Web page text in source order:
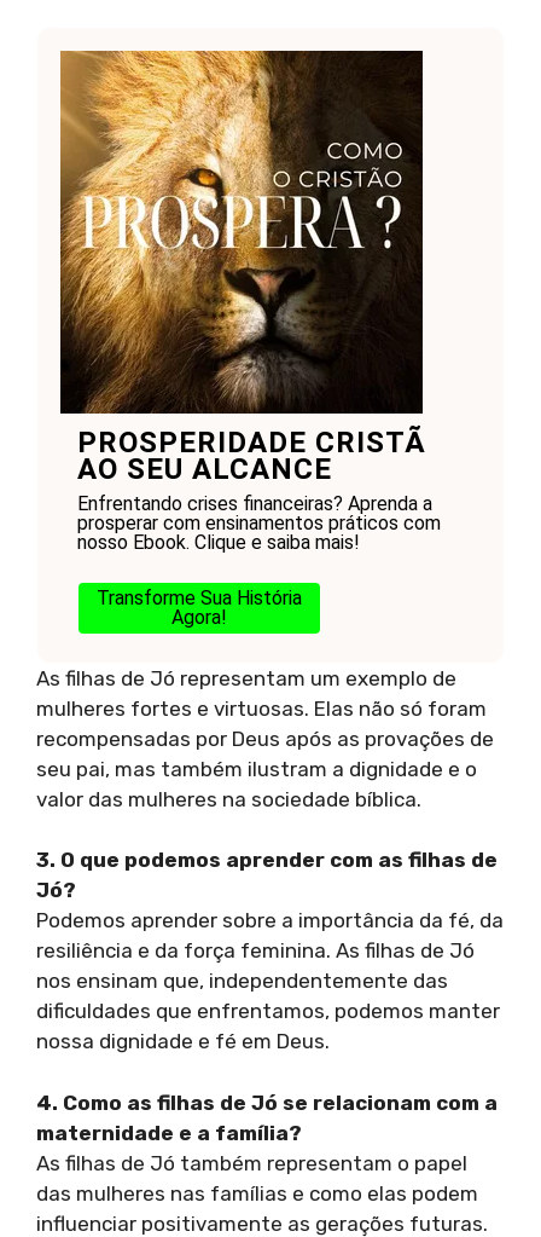
PROSPERIDADE CRISTÃ
AO SEU ALCANCE
Enfrentando crises financeiras? Aprenda a
prosperar com ensinamentos práticos com
nosso Ebook. Clique e saiba mais!
Transforme Sua História
Agora!
As filhas de Jó representam um exemplo de
mulheres fortes e virtuosas. Elas não só foram
recompensadas por Deus após as provações de
seu pai, mas também ilustram a dignidade e o
valor das mulheres na sociedade bíblica.
3. O que podemos aprender com as filhas de
Jó?
Podemos aprender sobre a importância da fé, da
resiliência e da força feminina. As filhas de Jó
nos ensinam que, independentemente das
dificuldades que enfrentamos, podemos manter
nossa dignidade e fé em Deus.
4. Como as filhas de Jó se relacionam com a
maternidade e a família?
As filhas de Jó também representam o papel
das mulheres nas famílias e como elas podem
influenciar positivamente as gerações futuras.